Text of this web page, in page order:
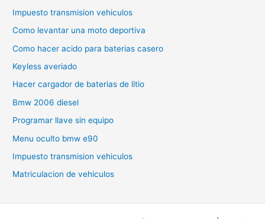
Impuesto transmision vehiculos
Como levantar una moto deportiva
Como hacer acido para baterias casero
Keyless averiado
Hacer cargador de baterias de litio
Bmw 2006 diesel
Programar llave sin equipo
Menu oculto bmw e90
Impuesto transmision vehiculos
Matriculacion de vehiculos